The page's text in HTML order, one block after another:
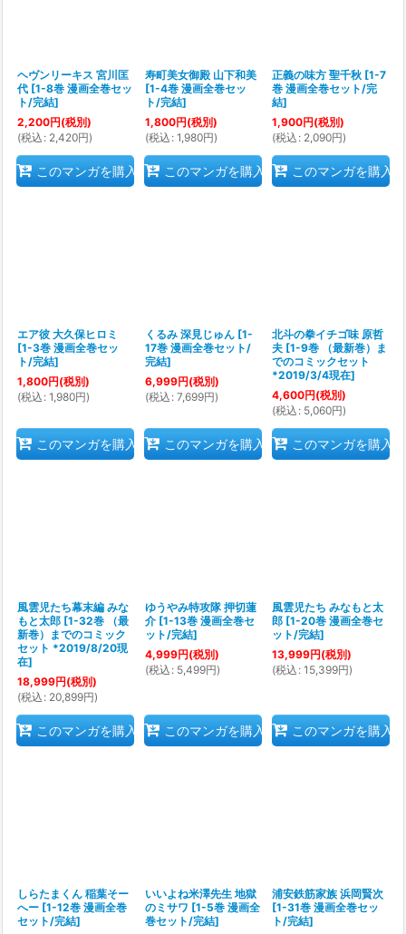
ヘヴンリーキス 宮川匡
代 [1-8巻 漫画全巻セッ
ト/完結]
2,200円(税別)
(税込 : 2,420円)
このマンガを購入
寿町美女御殿 山下和美
[1-4巻 漫画全巻セッ
ト/完結]
1,800円(税別)
(税込 : 1,980円)
このマンガを購入
正義の味方 聖千秋 [1-7
巻 漫画全巻セット/完
結]
1,900円(税別)
(税込 : 2,090円)
このマンガを購入
エア彼 大久保ヒロミ
[1-3巻 漫画全巻セッ
ト/完結]
1,800円(税別)
(税込 : 1,980円)
このマンガを購入
くるみ 深見じゅん [1-
17巻 漫画全巻セット/
完結]
6,999円(税別)
(税込 : 7,699円)
このマンガを購入
北斗の拳イチゴ味 原哲
夫 [1-9巻 （最新巻）ま
でのコミックセット
*2019/3/4現在]
4,600円(税別)
(税込 : 5,060円)
このマンガを購入
風雲児たち幕末編 みな
もと太郎 [1-32巻 （最
新巻）までのコミック
セット *2019/8/20現
在]
18,999円(税別)
(税込 : 20,899円)
このマンガを購入
ゆうやみ特攻隊 押切蓮
介 [1-13巻 漫画全巻セ
ット/完結]
4,999円(税別)
(税込 : 5,499円)
このマンガを購入
風雲児たち みなもと太
郎 [1-20巻 漫画全巻セ
ット/完結]
13,999円(税別)
(税込 : 15,399円)
このマンガを購入
しらたまくん 稲葉そー
へー [1-12巻 漫画全巻
セット/完結]
いいよね米澤先生 地獄
のミサワ [1-5巻 漫画全
巻セット/完結]
浦安鉄筋家族 浜岡賢次
[1-31巻 漫画全巻セッ
ト/完結]